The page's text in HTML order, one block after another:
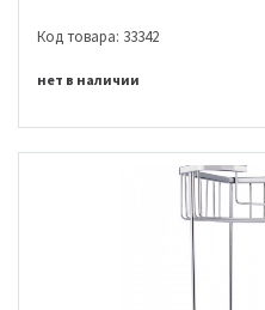
Код товара: 33342
нет в наличии